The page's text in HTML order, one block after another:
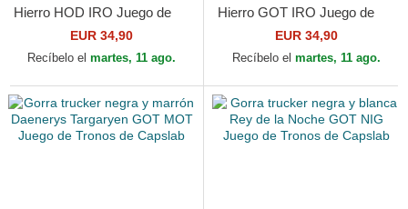
Hierro HOD IRO Juego de
Tronos de Capslab
EUR 34,90
Recíbelo el martes, 11 ago.
Hierro GOT IRO Juego de
Tronos de Capslab
EUR 34,90
Recíbelo el martes, 11 ago.